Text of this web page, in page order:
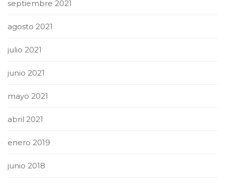
septiembre 2021
agosto 2021
julio 2021
junio 2021
mayo 2021
abril 2021
enero 2019
junio 2018